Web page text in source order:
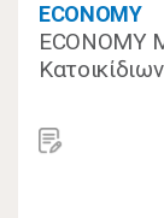
ECONOMY
ECONOMY
Κατοικίδιων